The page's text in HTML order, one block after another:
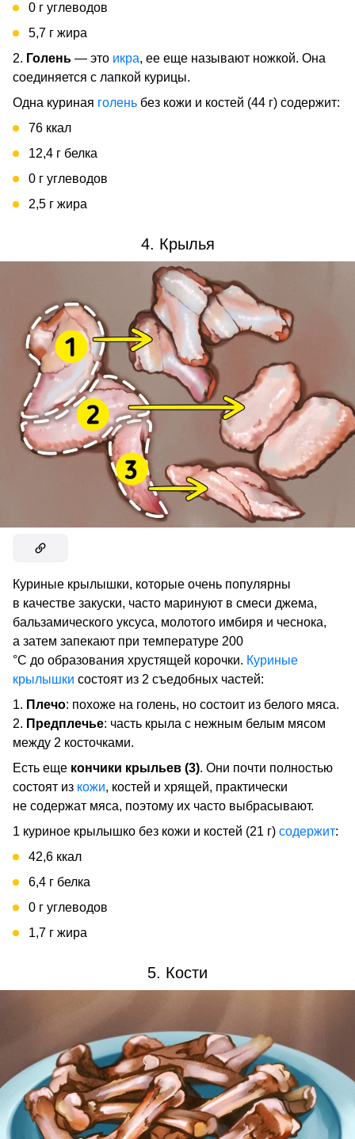
0 г углеводов
5,7 г жира
2. Голень — это икра, ее еще называют ножкой. Она
соединяется с лапкой курицы.
Одна куриная голень без кожи и костей (44 г) содержит:
76 ккал
12,4 г белка
0 г углеводов
2,5 г жира
4. Крылья
Куриные крылышки, которые очень популярны
в качестве закуски, часто маринуют в смеси джема,
бальзамического уксуса, молотого имбиря и чеснока,
а затем запекают при температуре 200
°C до образования хрустящей корочки. Куриные
крылышки состоят из 2 съедобных частей:
Плечо: похоже на голень, но состоит из белого мяса.
Предплечье: часть крыла с нежным белым мясом
между 2 косточками.
Есть еще кончики крыльев (3). Они почти полностью
состоят из кожи, костей и хрящей, практически
не содержат мяса, поэтому их часто выбрасывают.
1 куриное крылышко без кожи и костей (21 г) содержит:
42,6 ккал
6,4 г белка
0 г углеводов
1,7 г жира
5. Кости